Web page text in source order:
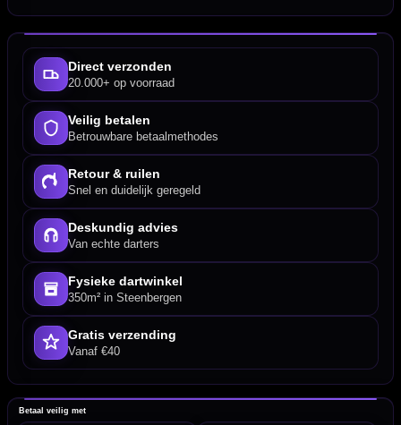
Direct verzonden
20.000+ op voorraad
Veilig betalen
Betrouwbare betaalmethodes
Retour & ruilen
Snel en duidelijk geregeld
Deskundig advies
Van echte darters
Fysieke dartwinkel
350m² in Steenbergen
Gratis verzending
Vanaf €40
Betaal veilig met